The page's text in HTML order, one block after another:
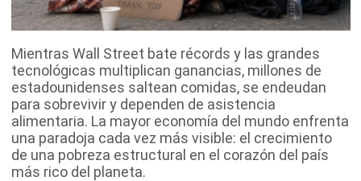
Mientras Wall Street bate récords y las grandes
tecnológicas multiplican ganancias, millones de
estadounidenses saltean comidas, se endeudan
para sobrevivir y dependen de asistencia
alimentaria. La mayor economía del mundo enfrenta
una paradoja cada vez más visible: el crecimiento
de una pobreza estructural en el corazón del país
más rico del planeta.